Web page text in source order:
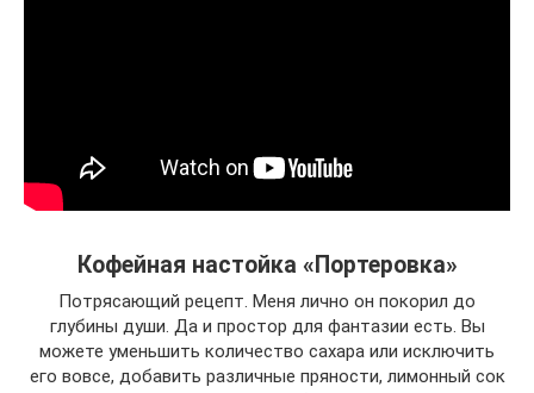
Кофейная настойка «Портеровка»
Потрясающий рецепт. Меня лично он покорил до
глубины души. Да и простор для фантазии есть. Вы
можете уменьшить количество сахара или исключить
его вовсе, добавить различные пряности, лимонный сок